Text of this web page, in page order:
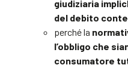
giudiziaria
del debito
perché la
l’obbligo che
consumatore